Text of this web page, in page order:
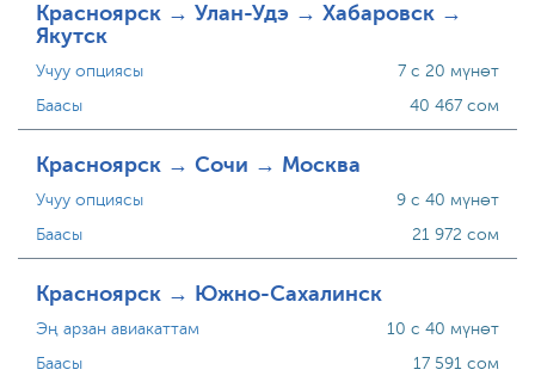
Красноярск → Улан-Удэ → Хабаровск →
Якутск
Учуу опциясы
Баасы
7 с 20 мүнөт
40 467 сом
Красноярск → Сочи → Москва
Учуу опциясы
Баасы
9 с 40 мүнөт
21 972 сом
Красноярск → Южно-Сахалинск
Эң арзан авиакаттам
Баасы
10 с 40 мүнөт
17 591 сом